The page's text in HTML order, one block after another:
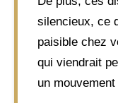
silencieux, ce
paisible chez
qui viendrait
un